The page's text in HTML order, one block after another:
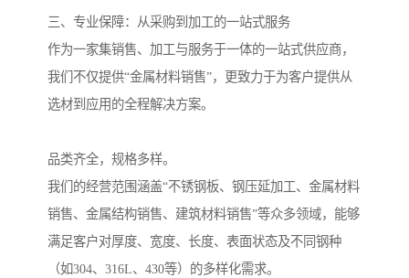
三、专业保障：从采购到加工的一站式服务
作为一家集销售、加工与服务于一体的一站式供应商，
我们不仅提供“金属材料销售”，更致力于为客户提供从
选材到应用的全程解决方案。
品类齐全，规格多样。
我们的经营范围涵盖“不锈钢板、钢压延加工、金属材料
销售、金属结构销售、建筑材料销售”等众多领域，能够
满足客户对厚度、宽度、长度、表面状态及不同钢种
（如304、316L、430等）的多样化需求。